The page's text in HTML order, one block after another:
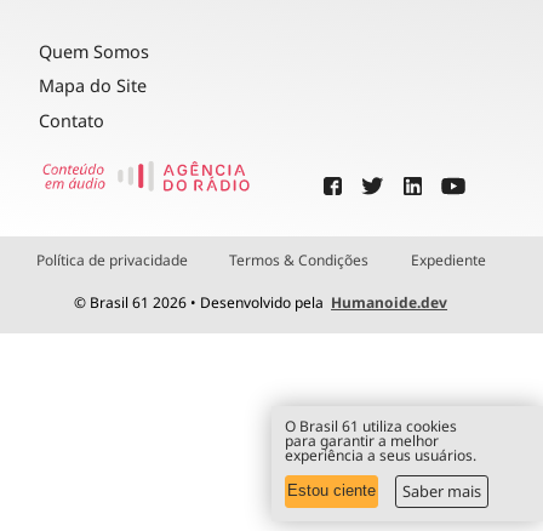
Quem Somos
Mapa do Site
Contato
Política de privacidade Termos & Condições Expediente
© Brasil 61 2026 • Desenvolvido pela Humanoide.dev
O Brasil 61 utiliza cookies
para garantir a melhor
experiência a seus usuários.
Estou ciente Saber mais